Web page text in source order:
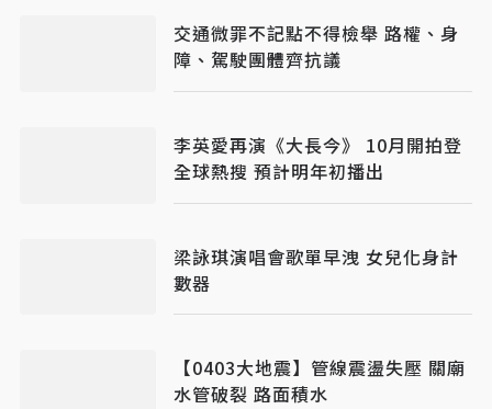
交通微罪不記點不得檢舉 路權、身
障、駕駛團體齊抗議
李英愛再演《大長今》 10月開拍登
全球熱搜 預計明年初播出
梁詠琪演唱會歌單早洩 女兒化身計
數器
【0403大地震】管線震盪失壓 關廟
水管破裂 路面積水